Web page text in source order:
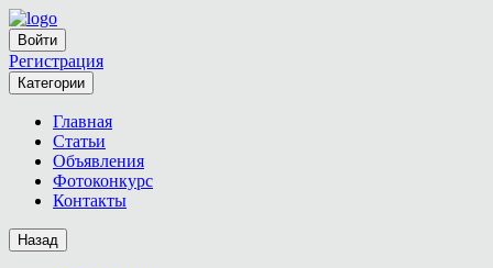
Войти
Регистрация
Категории
Главная
Статьи
Объявления
Фотоконкурс
Контакты
Назад